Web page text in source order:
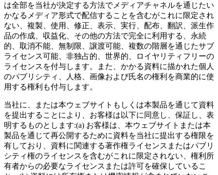
は全部を当社が決定する方法でメディアチャネルを通じたい
かなるメディア形式で配信することを含むがこれに限定され
ない、複製、使用、修正、表示、実行、配布、翻訳、派生作
品の作成、収益化、その他の方法で完全に利用する、永続
的、取消不能、無制限、譲渡可能、複数の階層を通じたサブ
ライセンス可能、非独占的、世界的、ロイヤリティフリーの
ライセンスを付与します。また、かかる資料に描かれた個人
のパブリシティ、人格、画像および氏名の権利を商業的に使
用する権利も付与します。
当社に、または本ウェブサイトもしくは本製品を通じて資料
を提出することにより、お客様は以下に同意し、保証し、表
明するものとします:(a) お客様は、本ウェブサイトまたは本
製品を通じて再公開するために資料を当社に提出する権限を
有しており、資料に関連する著作権ライセンスまたはパブリ
シティ権のライセンスを含むがこれに限定されない、権利所
有者からの必要なライセンスまたは許可を確保しているこ